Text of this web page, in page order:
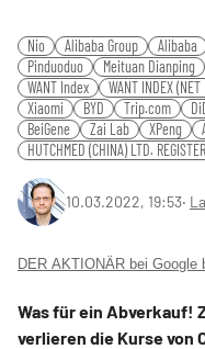
Nio Alibaba Group Alibaba
Pinduoduo
Meituan Dianping
WANT Index
WANT INDEX (NET
Xiaomi
BYD Trip.com
BeiGene
Zai Lab XPeng
HUTCHMED (CHINA) LTD.
10.03.2022, 19:53‧
DER AKTIONÄR bei Google
Was für ein Abverkauf!
verlieren die Kurse von